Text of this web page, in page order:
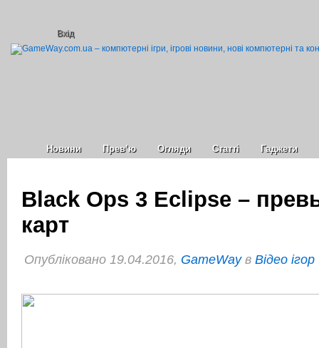
Вхід
Новини Прев’ю Огляди Статті Гаджети
Black Ops 3 Eclipse –
карт
Опубліковано 19.04.2016, GameWayв Відео ігор